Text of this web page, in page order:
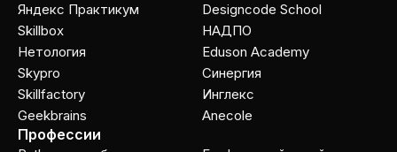
Яндекс Практикум
Skillbox
Нетология
Skypro
Skillfactory
Geekbrains
Designcode School
НАДПО
Eduson Academy
Cинергия
Инглекс
Anecole
Профессии